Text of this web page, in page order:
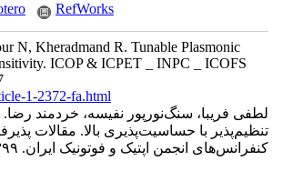
RefWorks
N, Kheradmand R. Tunable Plasmonic
ICOP & ICPET _ INPC _ ICOFS
1-2372-fa.html
لطفی فریبا، سنگ‌نورپور نفیسه، خردمند رضا.
تنظیم‌پذیر با حساسیت‌پذیری بالا. مقالات
کنفرانس‌های انجمن اپتیک و فوتونیک ایران. ۱۳۹۹; ۲۷ (۲) :۳۳۴-۳۳۷